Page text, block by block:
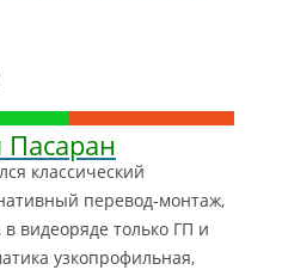
Пасаран
классический
перевод-монтаж,
в видеоряде только ГП и
узкопрофильная,